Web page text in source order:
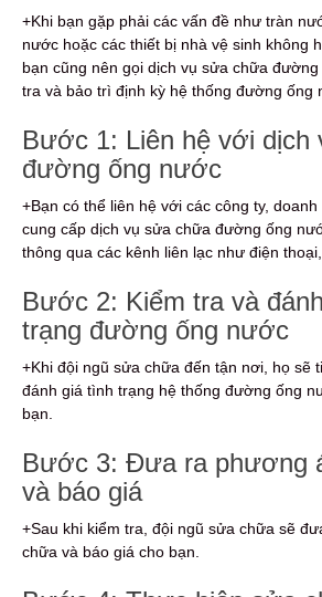
+Khi bạn gặp phải các vấn đề như tràn
nước hoặc các thiết bị nhà vệ sinh không
bạn cũng nên gọi dịch vụ sửa chữa
tra và bảo trì định kỳ hệ thống đường ống
Bước 1: Liên hệ với dịch
đường ống nước
+Bạn có thể liên hệ với các công ty,
cung cấp dịch vụ sửa chữa đường ống
thông qua các kênh liên lạc như điện
Bước 2: Kiểm tra và
trạng đường ống nước
+Khi đội ngũ sửa chữa đến tận nơi, họ sẽ
đánh giá tình trạng hệ thống đường ống
bạn.
Bước 3: Đưa ra phương
và báo giá
+Sau khi kiểm tra, đội ngũ sửa chữa sẽ
chữa và báo giá cho bạn.